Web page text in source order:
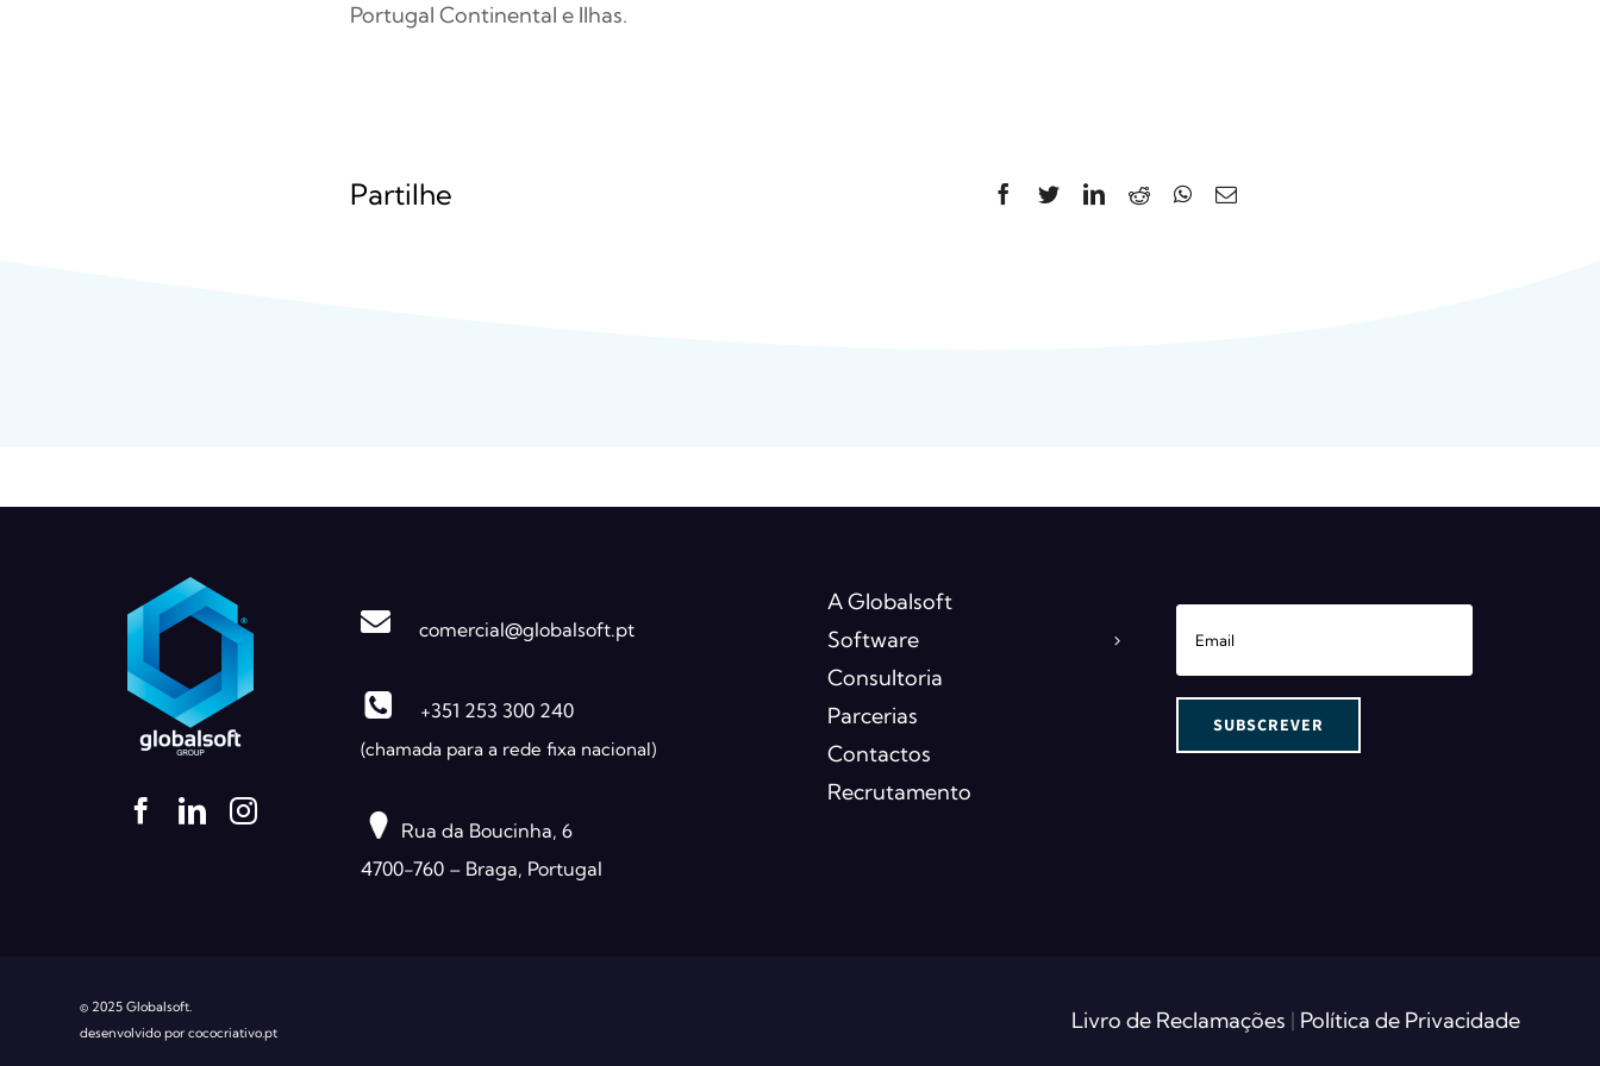
Portugal Continental e Ilhas.
Partilhe
comercial@globalsoft.pt
+351 253 300 240
(chamada para a rede fixa nacional)
Rua da Boucinha, 6
4700-760 – Braga, Portugal
A Globalsoft
Software
Consultoria
Parcerias
Contactos
Recrutamento
© 2025 Globalsoft.
desenvolvido por cococriativo.pt
Livro de Reclamações | Política de Privacidade